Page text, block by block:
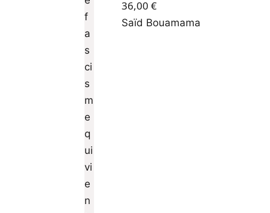
36,00 €
Saïd Bouamama